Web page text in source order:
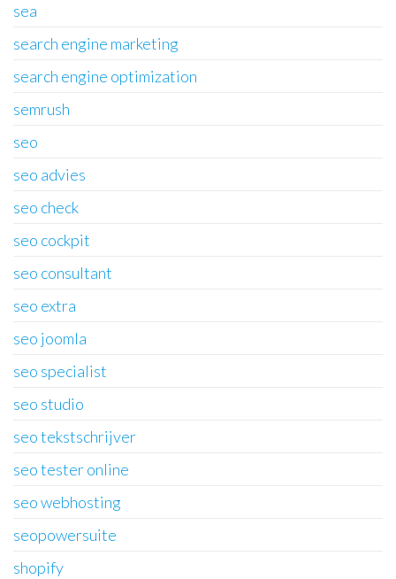
sea
search engine marketing
search engine optimization
semrush
seo
seo advies
seo check
seo cockpit
seo consultant
seo extra
seo joomla
seo specialist
seo studio
seo tekstschrijver
seo tester online
seo webhosting
seopowersuite
shopify